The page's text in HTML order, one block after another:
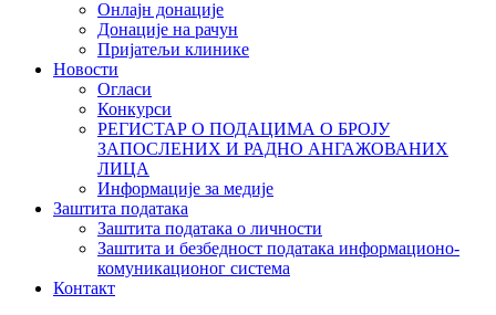
Онлајн донације
Донације на рачун
Пријатељи клинике
Новости
Огласи
Конкурси
РЕГИСТАР О ПОДАЦИМА О БРОЈУ
ЗАПОСЛЕНИХ И РАДНО АНГАЖОВАНИХ
ЛИЦА
Информације за медије
Заштита података
Заштита података о личности
Заштита и безбедност података информационо-
комуникационог система
Контакт